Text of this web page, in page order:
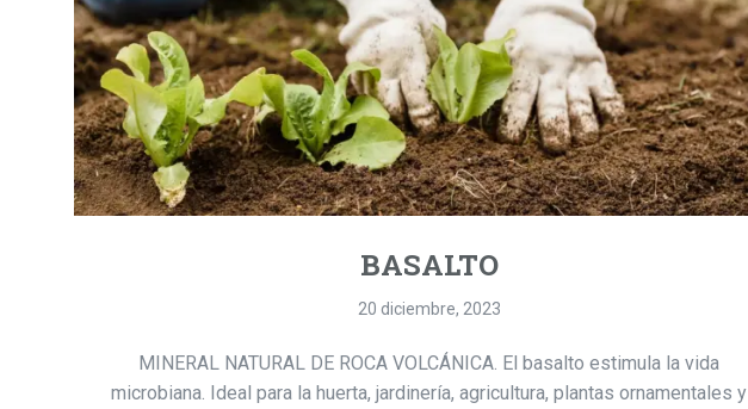
BASALTO
20 diciembre, 2023
MINERAL NATURAL DE ROCA VOLCÁNICA. El basalto estimula la vida
microbiana. Ideal para la huerta, jardinería, agricultura, plantas ornamentales y